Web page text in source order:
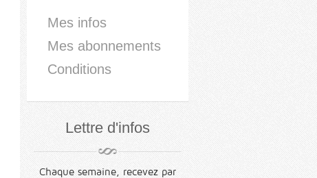
Mes infos
Mes abonnements
Conditions
Lettre d'infos
Chaque semaine, recevez par